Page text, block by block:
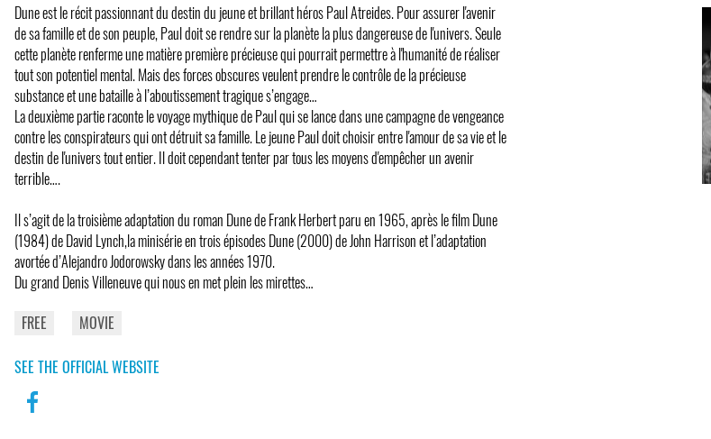
Dune est le récit passionnant du destin du jeune et brillant héros Paul Atreides. Pour assurer l'avenir
de sa famille et de son peuple, Paul doit se rendre sur la planète la plus dangereuse de l'univers. Seule
cette planète renferme une matière première précieuse qui pourrait permettre à l'humanité de réaliser
tout son potentiel mental. Mais des forces obscures veulent prendre le contrôle de la précieuse
substance et une bataille à l’aboutissement tragique s’engage…
La deuxième partie raconte le voyage mythique de Paul qui se lance dans une campagne de vengeance
contre les conspirateurs qui ont détruit sa famille. Le jeune Paul doit choisir entre l'amour de sa vie et le
destin de l'univers tout entier. Il doit cependant tenter par tous les moyens d'empêcher un avenir
terrible….
Il s’agit de la troisième adaptation du roman Dune de Frank Herbert paru en 1965, après le film Dune
(1984) de David Lynch,la minisérie en trois épisodes Dune (2000) de John Harrison et l’adaptation
avortée d’Alejandro Jodorowsky dans les années 1970.
Du grand Denis Villeneuve qui nous en met plein les mirettes…
FREE
MOVIE
SEE THE OFFICIAL WEBSITE